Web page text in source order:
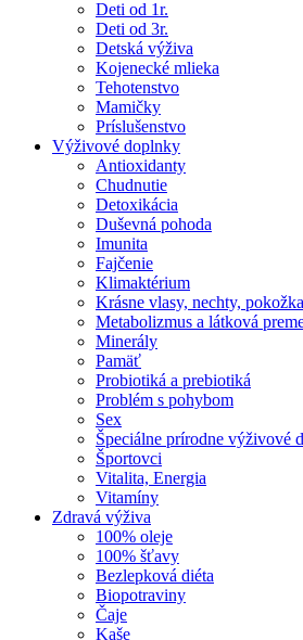
Deti od 1r.
Deti od 3r.
Detská výživa
Kojenecké mlieka
Tehotenstvo
Mamičky
Príslušenstvo
Výživové doplnky
Antioxidanty
Chudnutie
Detoxikácia
Duševná pohoda
Imunita
Fajčenie
Klimaktérium
Krásne vlasy, nechty, pokožka
Metabolizmus a látková
Minerály
Pamäť
Probiotiká a prebiotiká
Problém s pohybom
Sex
Špeciálne prírodne výživové
Športovci
Vitalita, Energia
Vitamíny
Zdravá výživa
100% oleje
100% šťavy
Bezlepková diéta
Biopotraviny
Čaje
Kaše